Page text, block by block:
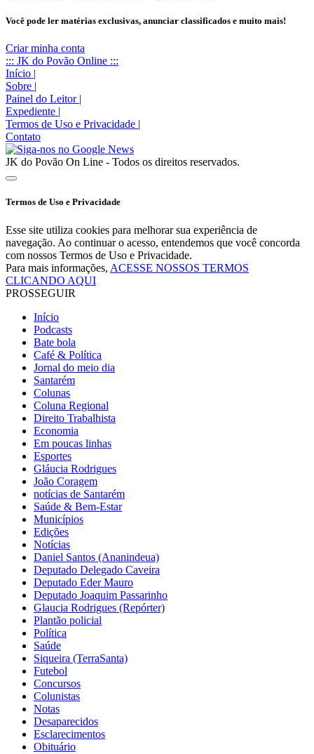
Você pode ler matérias exclusivas, anunciar classificados e muito mais!
Criar minha conta
::: JK do Povão Online :::
Início |
Sobre |
Painel do Leitor |
Expediente |
Termos de Uso e Privacidade |
Contato
JK do Povão On Line - Todos os direitos reservados.
Termos de Uso e Privacidade
Esse site utiliza cookies para melhorar sua experiência de
navegação. Ao continuar o acesso, entendemos que você concorda
com nossos Termos de Uso e Privacidade.
Para mais informações, ACESSE NOSSOS TERMOS
CLICANDO AQUI
PROSSEGUIR
Início
Podcasts
Bate bola
Café & Política
Jornal do meio dia
Santarém
Colunas
Coluna Regional
Direito Trabalhista
Economia
Em poucas linhas
Esportes
Gláucia Rodrigues
João Coragem
notícias de Santarém
Saúde & Bem-Estar
Municípios
Edições
Notícias
Daniel Santos (Ananindeua)
Deputado Delegado Caveira
Deputado Eder Mauro
Deputado Joaquim Passarinho
Glaucia Rodrigues (Repórter)
Plantão policial
Política
Saúde
Siqueira (TerraSanta)
Futebol
Concursos
Colunistas
Notas
Desaparecidos
Esclarecimentos
Obituário